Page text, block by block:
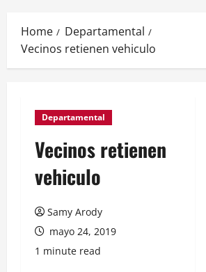
Home
Departamental
Vecinos retienen vehiculo
Departamental
Vecinos retienen
vehiculo
Samy Arody
mayo 24, 2019
1 minute read